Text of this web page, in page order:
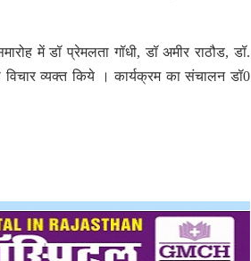
में डॉ प्रेमलता गॉधी, डॉ अमीर राठौड, डॉ.
विचार व्यक्त किये । कार्यक्रम का संचालन डॉ0